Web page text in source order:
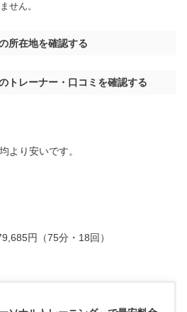
せん。
所在地を確認する
トレーナー・口コミを確認する
より安いです。
円（75分・18回）